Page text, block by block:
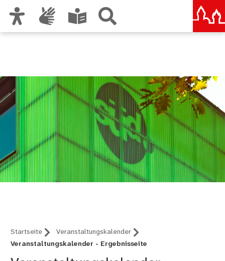
Startseite
Veranstaltungskalender
Veranstaltungskalender - Ergebnisseite